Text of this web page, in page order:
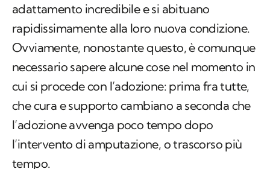
adattamento incredibile e si abituano
rapidissimamente alla loro nuova condizione.
Ovviamente, nonostante questo, è comunque
necessario sapere alcune cose nel momento in
cui si procede con l’adozione: prima fra tutte,
che cura e supporto cambiano a seconda che
l’adozione avvenga poco tempo dopo
l’intervento di amputazione, o trascorso più
tempo.